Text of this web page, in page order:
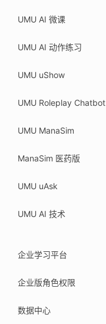
UMU AI 微课
UMU AI 动作练习
UMU uShow
UMU Roleplay Chatbot
UMU ManaSim
ManaSim 医药版
UMU uAsk
UMU AI 技术
企业学习平台
企业版角色权限
数据中心